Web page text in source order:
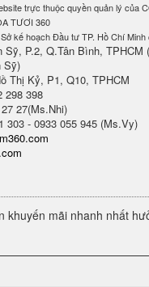
trực thuộc quyền quản lý của
TƯƠI 360
kế hoạch Đầu tư TP. Hồ Chí Minh
Sỹ, P.2, Q.Tân Bình, TPHCM
Sỹ)
Thị Kỷ, P1, Q10, TPHCM
298 398
27(Ms.Nhi)
303 - 0933 055 945 (Ms.Vy)
khuyến mãi nhanh nhất